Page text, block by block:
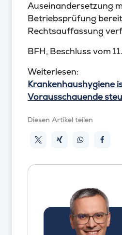
Auseinandersetzung
Betriebsprüfung
Rechtsauffassung
BFH, Beschluss vom
Weiterlesen:
Krankenhaushygiene
Vorausschauende
Diesen Artikel teilen